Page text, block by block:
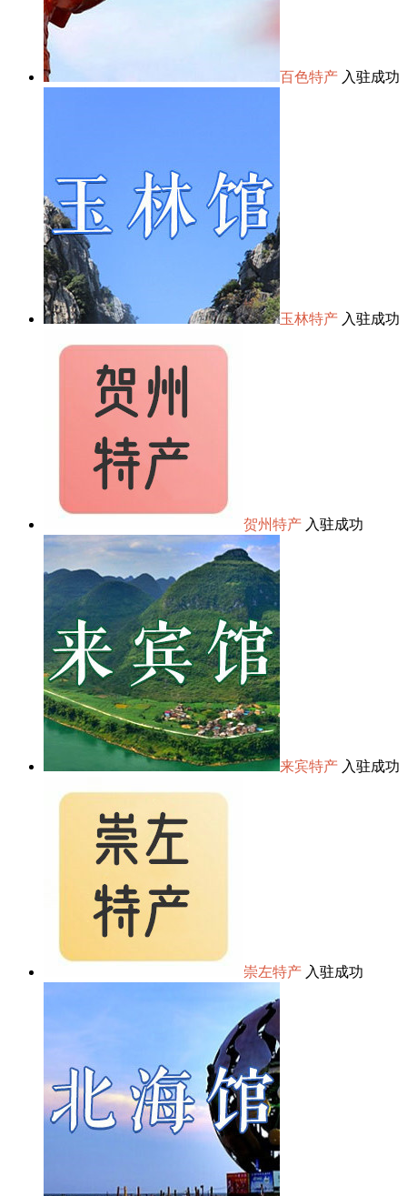
百色特产 入驻成功
玉林特产 入驻成功
贺州特产 入驻成功
来宾特产 入驻成功
崇左特产 入驻成功